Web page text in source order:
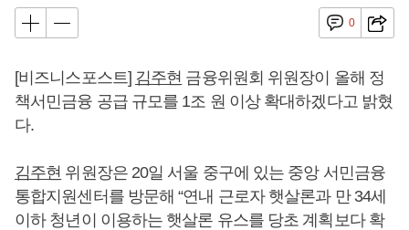
0
[비즈니스포스트] 김주현 금융위원회 위원장이 올해 정
책서민금융 공급 규모를 1조 원 이상 확대하겠다고 밝혔
다.
김주현 위원장은 20일 서울 중구에 있는 중앙 서민금융
통합지원센터를 방문해 “연내 근로자 햇살론과 만 34세
이하 청년이 이용하는 햇살론 유스를 당초 계획보다 확